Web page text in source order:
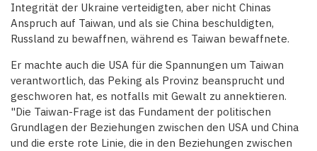
Integrität der Ukraine verteidigten, aber nicht Chinas
Anspruch auf Taiwan, und als sie China beschuldigten,
Russland zu bewaffnen, während es Taiwan bewaffnete.
Er machte auch die USA für die Spannungen um Taiwan
verantwortlich, das Peking als Provinz beansprucht und
geschworen hat, es notfalls mit Gewalt zu annektieren.
"Die Taiwan-Frage ist das Fundament der politischen
Grundlagen der Beziehungen zwischen den USA und China
und die erste rote Linie, die in den Beziehungen zwischen